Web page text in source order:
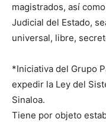
magistrados, así
Judicial del Estado,
universal, libre,
*Iniciativa del Grupo
expedir la Ley del
Sinaloa.
Tiene por objeto